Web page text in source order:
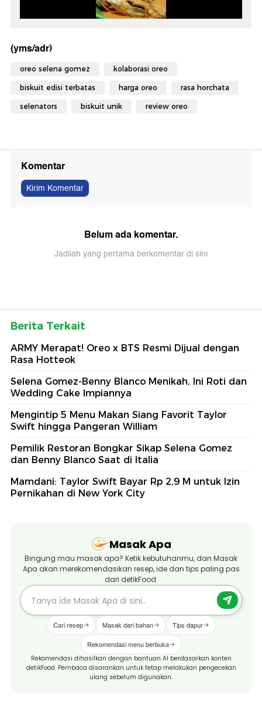
(yms/adr)
oreo selena gomez kolaborasi oreo
biskuit edisi terbatas harga oreo rasa horchata
selenators biskuit unik review oreo
Komentar
Kirim Komentar
Belum ada komentar.
Jadilah yang pertama berkomentar di sini
Berita Terkait
ARMY Merapat! Oreo x BTS Resmi Dijual dengan
Rasa Hotteok
Selena Gomez-Benny Blanco Menikah, Ini Roti dan
Wedding Cake Impiannya
Mengintip 5 Menu Makan Siang Favorit Taylor
Swift hingga Pangeran William
Pemilik Restoran Bongkar Sikap Selena Gomez
dan Benny Blanco Saat di Italia
Mamdani: Taylor Swift Bayar Rp 2,9 M untuk Izin
Pernikahan di New York City
Masak Apa
Bingung mau masak apa? Ketik kebutuhanmu, dan Masak
Apa akan merekomendasikan resep, ide dan tips paling pas
dari detikFood.
Cari resep Masak dari bahan Tips dapur
Rekomendasi menu berbuka
Rekomendasi dihasilkan dengan bantuan AI berdasarkan konten
detikFood. Pembaca disarankan untuk tetap melakukan pengecekan
ulang sebelum digunakan.